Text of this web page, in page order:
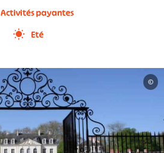
Activités payantes
Eté
©